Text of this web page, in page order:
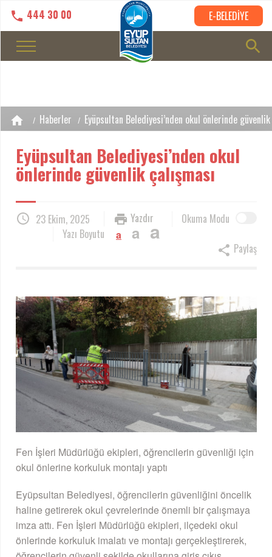
444 30 00 E-BELEDİYE
Haberler Eyüpsultan Belediyesi’nden okul önlerinde güvenlik
Eyüpsultan Belediyesi’nden okul
önlerinde güvenlik çalışması
23 Ekim, 2025 Okuma Modu
Yazdır
Yazı Boyutu
a a a
Paylaş
Fen İşleri Müdürlüğü ekipleri, öğrencilerin güvenliği için
okul önlerine korkuluk montajı yaptı
Eyüpsultan Belediyesi, öğrencilerin güvenliğini öncelik
haline getirerek okul çevrelerinde önemli bir çalışmaya
imza attı. Fen İşleri Müdürlüğü ekipleri, ilçedeki okul
önlerinde korkuluk imalatı ve montajı gerçekleştirerek,